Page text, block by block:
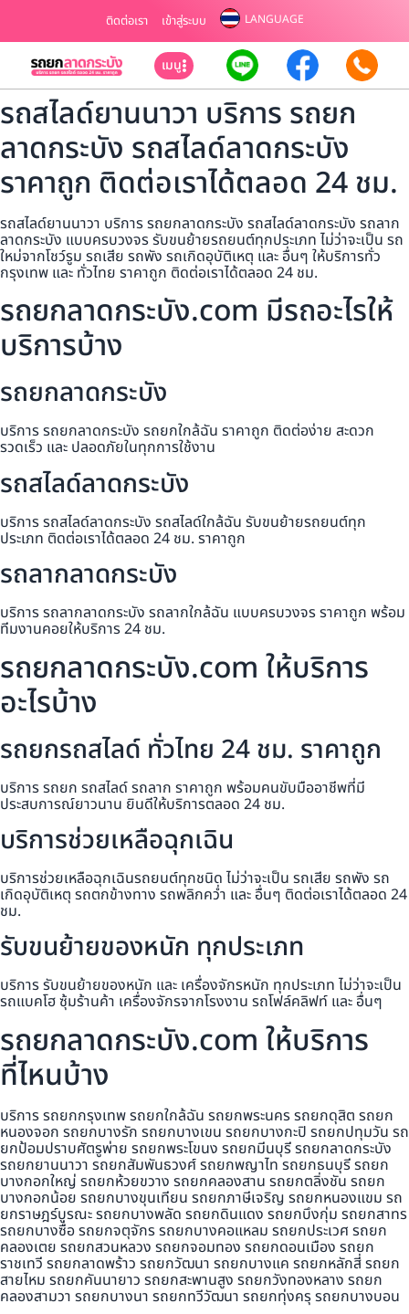
ติดต่อเรา เข้าสู่ระบบ LANGUAGE
เมนู
รถสไลด์ยานนาวา บริการ รถยก
ลาดกระบัง รถสไลด์ลาดกระบัง
ราคาถูก ติดต่อเราได้ตลอด 24 ชม.
รถสไลด์ยานนาวา บริการ รถยกลาดกระบัง รถสไลด์ลาดกระบัง รถลาก
ลาดกระบัง แบบครบวงจร รับขนย้ายรถยนต์ทุกประเภท ไม่ว่าจะเป็น รถ
ใหม่จากโชว์รูม รถเสีย รถพัง รถเกิดอุบัติเหตุ และ อื่นๆ ให้บริการทั่ว
กรุงเทพ และ ทั่วไทย ราคาถูก ติดต่อเราได้ตลอด 24 ชม.
รถยกลาดกระบัง.com มีรถอะไรให้
บริการบ้าง
รถยกลาดกระบัง
บริการ รถยกลาดกระบัง รถยกใกล้ฉัน ราคาถูก ติดต่อง่าย สะดวก
รวดเร็ว และ ปลอดภัยในทุกการใช้งาน
รถสไลด์ลาดกระบัง
บริการ รถสไลด์ลาดกระบัง รถสไลด์ใกล้ฉัน รับขนย้ายรถยนต์ทุก
ประเภท ติดต่อเราได้ตลอด 24 ชม. ราคาถูก
รถลากลาดกระบัง
บริการ รถลากลาดกระบัง รถลากใกล้ฉัน แบบครบวงจร ราคาถูก พร้อม
ทีมงานคอยให้บริการ 24 ชม.
รถยกลาดกระบัง.com ให้บริการ
อะไรบ้าง
รถยกรถสไลด์ ทั่วไทย 24 ชม. ราคาถูก
บริการ รถยก รถสไลด์ รถลาก ราคาถูก พร้อมคนขับมืออาชีพที่มี
ประสบการณ์ยาวนาน ยินดีให้บริการตลอด 24 ชม.
บริการช่วยเหลือฉุกเฉิน
บริการช่วยเหลือฉุกเฉินรถยนต์ทุกชนิด ไม่ว่าจะเป็น รถเสีย รถพัง รถ
เกิดอุบัติเหตุ รถตกข้างทาง รถพลิกคว่ำ และ อื่นๆ ติดต่อเราได้ตลอด 24
ชม.
รับขนย้ายของหนัก ทุกประเภท
บริการ รับขนย้ายของหนัก และ เครื่องจักรหนัก ทุกประเภท ไม่ว่าจะเป็น
รถแบคโฮ ซุ้มร้านค้า เครื่องจักรจากโรงงาน รถโฟล์คลิฟท์ และ อื่นๆ
รถยกลาดกระบัง.com ให้บริการ
ที่ไหนบ้าง
บริการ รถยกกรุงเทพ รถยกใกล้ฉัน รถยกพระนคร รถยกดุสิต รถยก
หนองจอก รถยกบางรัก รถยกบางเขน รถยกบางกะปิ รถยกปทุมวัน รถ
ยกป้อมปราบศัตรูพ่าย รถยกพระโขนง รถยกมีนบุรี รถยกลาดกระบัง
รถยกยานนาวา รถยกสัมพันธวงศ์ รถยกพญาไท รถยกธนบุรี รถยก
บางกอกใหญ่ รถยกห้วยขวาง รถยกคลองสาน รถยกตลิ่งชัน รถยก
บางกอกน้อย รถยกบางขุนเทียน รถยกภาษีเจริญ รถยกหนองแขม รถ
ยกราษฎร์บูรณะ รถยกบางพลัด รถยกดินแดง รถยกบึงกุ่ม รถยกสาทร
รถยกบางซื่อ รถยกจตุจักร รถยกบางคอแหลม รถยกประเวศ รถยก
คลองเตย รถยกสวนหลวง รถยกจอมทอง รถยกดอนเมือง รถยก
ราชเทวี รถยกลาดพร้าว รถยกวัฒนา รถยกบางแค รถยกหลักสี่ รถยก
สายไหม รถยกคันนายาว รถยกสะพานสูง รถยกวังทองหลาง รถยก
คลองสามวา รถยกบางนา รถยกทวีวัฒนา รถยกทุ่งครุ รถยกบางบอน